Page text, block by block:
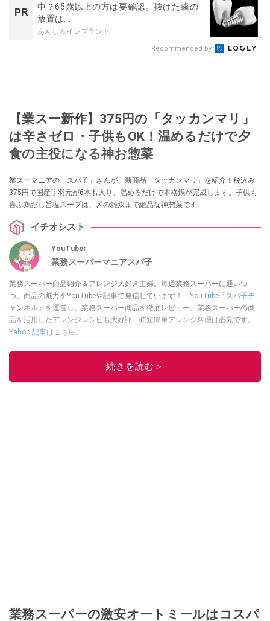
PR
中？65歳以上の方は要確認。抜けた歯の
放置は...
あんしんインプラント
Recommended by
【業スー新作】375円の「タッカンマリ」
は辛さゼロ・子供もOK！温めるだけで夕
食の主役になる神お惣菜
業スーマニアの「スパ子」さんが、新商品「タッカンマリ」を紹介！税込み
375円で国産手羽元が6本も入り、温めるだけで本格鍋が完成します。子供も
喜ぶ鶏だし旨塩スープは、〆の雑炊まで絶品な神惣菜です。
イチオシスト
YouTuber
業務スーパーマニアスパ子
業務スーパー商品紹介＆アレンジ大好き主婦。毎週業務スーパーに通いつ
つ、商品の魅力をYouTubeや記事で発信しています！ YouTube「スパ子チ
ャンネル」 を運営し、業務スーパー商品を徹底レビュー。業務スーパーの商
品を活用したアレンジレシピも大好評。時短簡単アレンジ料理は必見です。
Yahoo!記事はこちら。
このイチオシストの他の記事を読む
続きを読む＞
業務スーパーの激安オートミールはコスパ